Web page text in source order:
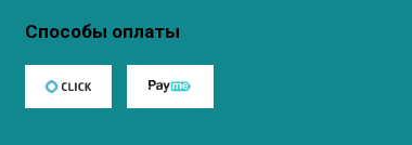
Способы оплаты